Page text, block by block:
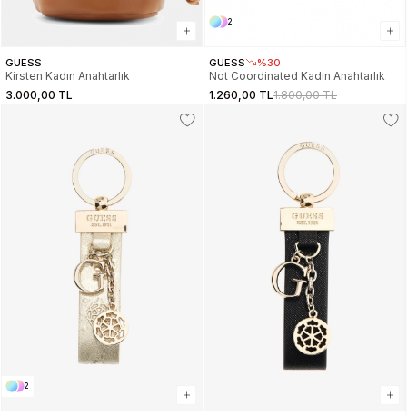
GUESS
Kirsten Kadın Anahtarlık
3.000,00 TL
2
GUESS %30
Not Coordinated Kadın Anahtarlık
1.260,00 TL1.800,00 TL
2